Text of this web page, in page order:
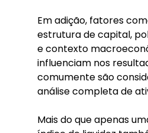
Em adição, fatores
estrutura de capital,
e contexto
influenciam nos
comumente são
análise completa de
Mais do que apenas